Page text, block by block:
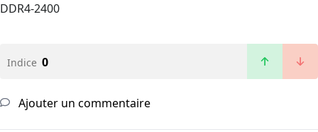
DDR4-2400
Indice 0
Ajouter un commentaire